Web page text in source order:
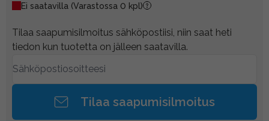
Ei saatavilla (Varastossa 0 kpl)
Tilaa saapumisilmoitus sähköpostiisi, niin saat heti
tiedon kun tuotetta on jälleen saatavilla.
Tilaa saapumisilmoitus